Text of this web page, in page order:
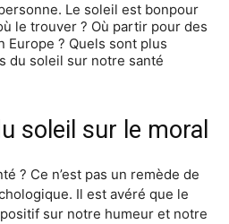
Le soleil est bonpour
le trouver ? Où partir pour des
Europe ? Quels sont plus
du soleil sur notre santé
soleil sur le moral
? Ce n’est pas un remède de
Il est avéré que le
sur notre humeur et notre